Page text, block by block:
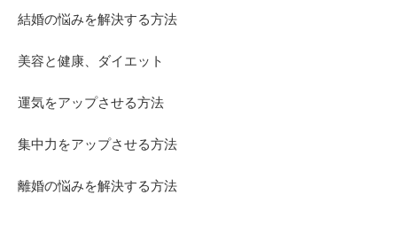
結婚の悩みを解決する方法
美容と健康、ダイエット
運気をアップさせる方法
集中力をアップさせる方法
離婚の悩みを解決する方法